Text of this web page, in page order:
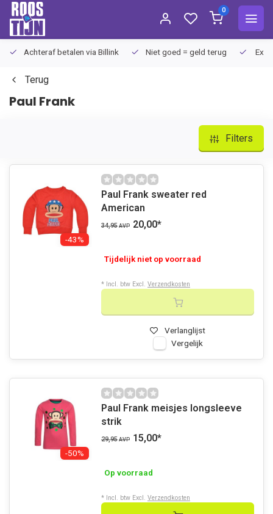
0
Achteraf betalen via Billink Niet goed = geld terug
Terug
Paul Frank
Filters
-43%
Paul Frank sweater red
American
34,95 AVP 20,00*
Tijdelijk niet op voorraad
Verlanglijst
Vergelijk
* Incl. btw Excl. Verzendkosten
-50%
Paul Frank meisjes longsleeve
strik
29,95 AVP 15,00*
Op voorraad
* Incl. btw Excl. Verzendkosten